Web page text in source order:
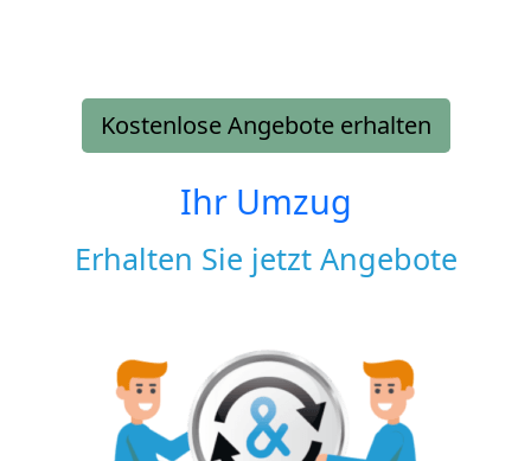
Kostenlose Angebote erhalten
Ihr Umzug
Erhalten Sie jetzt Angebote